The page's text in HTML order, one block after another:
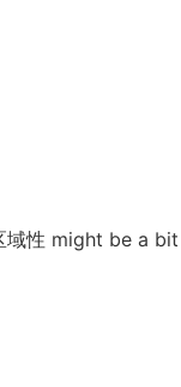
性 might be a